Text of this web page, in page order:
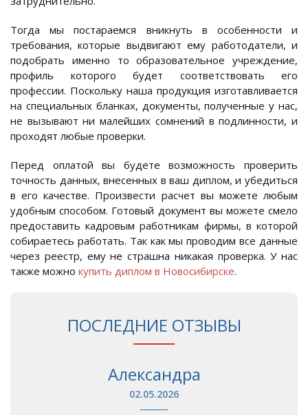
Тогда мы постараемся вникнуть в особенности и
требования, которые выдвигают ему работодатели, и
подобрать именно то образовательное учреждение,
профиль которого будет соответствовать его
профессии. Поскольку наша продукция изготавливается
на специальных бланках, документы, полученные у нас,
не вызывают ни малейших сомнений в подлинности, и
проходят любые проверки.
Перед оплатой вы будете возможность проверить
точность данных, внесенных в ваш диплом, и убедиться
в его качестве. Произвести расчет вы можете любым
удобным способом. Готовый документ вы можете смело
предоставить кадровым работникам фирмы, в которой
собираетесь работать. Так как мы проводим все данные
через реестр, ему не страшна никакая проверка. У нас
также можно купить диплом в Новосибирске.
ПОСЛЕДНИЕ ОТЗЫВЫ
Александра
02.05.2026